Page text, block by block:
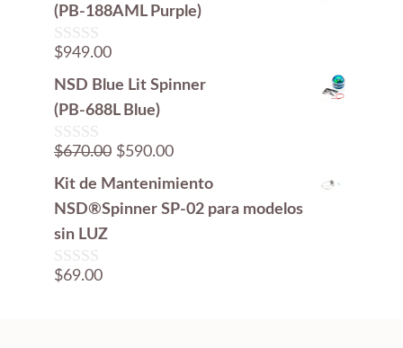
(PB-188AML Purple)
0
e
5
$949.00
NSD Blue Lit Spinner
(PB-688L Blue)
0
e
5
$670.00 El
precio
original
$590.00El
precio
actual
Kit de Mantenimiento
NSD®Spinner SP-02 para modelos
sin LUZ
0
$69.00